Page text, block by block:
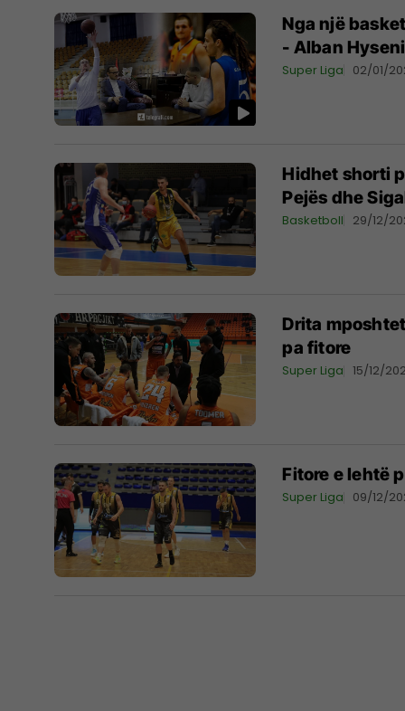
Nga një
- Alban
Super Liga 02/01/
Hidhet shorti
Pejës dhe
Basketboll 29/12/
Drita
pa fitore
Super Liga 15/12/
Fitore e lehtë
Super Liga 09/12/